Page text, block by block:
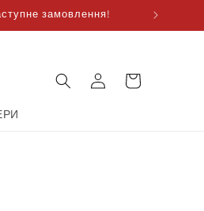
замовлення!
увійти
для